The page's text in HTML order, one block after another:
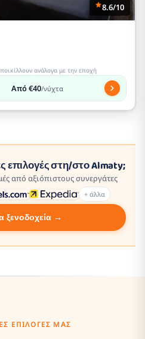
8.6/10
ανάλογα με την εποχή
Από €40/νύχτα
επιλογές στη/στο Almaty;
από αξιόπιστους συνεργάτες
+ άλλα
ξενοδοχεία →
ΕΠΙΛΟΓΈΣ ΜΑΣ